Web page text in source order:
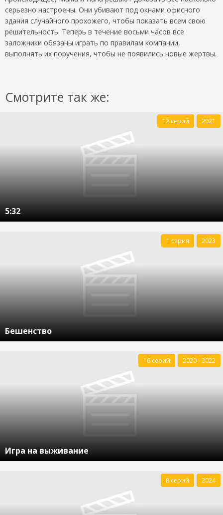
серьезно настроены. Они убивают под окнами офисного
здания случайного прохожего, чтобы показать всем свою
решительность. Теперь в течение восьми часов все
заложники обязаны играть по правилам компании,
выполнять их поручения, чтобы не появились новые жертвы.
Смотрите так же:
5:32
12 серий 2021
Бешенство
1 серия 2023
Игра на выживание
16 серий 2020 - 2022
8 серий 2024